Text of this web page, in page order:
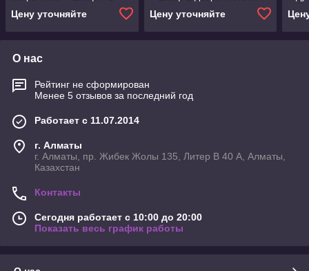
Цену уточняйте
Цену уточняйте
О нас
Рейтинг не сформирован
Менее 5 отзывов за последний год
Работает с 11.07.2014
г. Алматы
г. Алматы, пр. Жибек Жолы 135, Литер В 40 А, Алматы,
Казахстан
Контакты
Сегодня работает с 10:00 до 20:00
Показать весь график работы